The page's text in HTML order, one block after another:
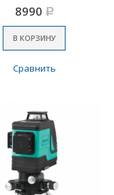
8990 Р
В КОРЗИНУ
Сравнить